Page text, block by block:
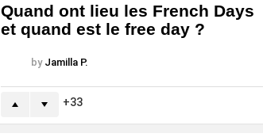
Quand ont lieu les French Days
et quand est le free day ?
by Jamilla P.
33